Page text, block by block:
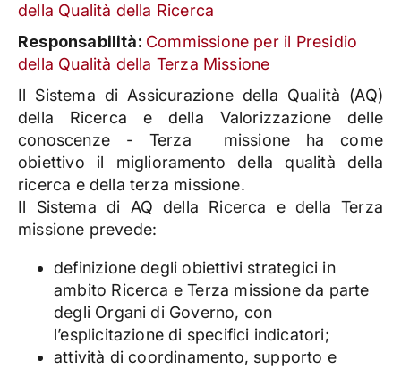
della Qualità della Ricerca
Responsabilità: Commissione per il Presidio
della Qualità della Terza Missione
Il Sistema di Assicurazione della Qualità (AQ)
della Ricerca e della Valorizzazione delle
conoscenze - Terza missione ha come
obiettivo il miglioramento della qualità della
ricerca e della terza missione.
Il Sistema di AQ della Ricerca e della Terza
missione prevede:
definizione degli obiettivi strategici in
ambito Ricerca e Terza missione da parte
degli Organi di Governo, con
l’esplicitazione di specifici indicatori;
attività di coordinamento, supporto e